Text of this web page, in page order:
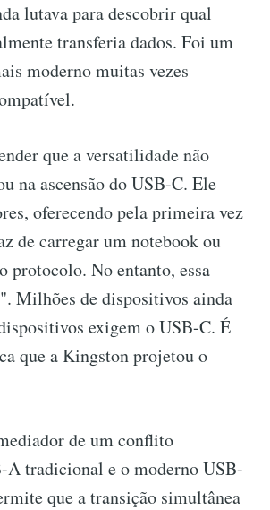
lutava para descobrir qual
transferia dados. Foi um
moderno muitas vezes
que a versatilidade não
na ascensão do USB-C. Ele
oferecendo pela primeira vez
de carregar um notebook ou
No entanto, essa
Milhões de dispositivos ainda
exigem o USB-C. É
que a Kingston projetou o
de um conflito
A tradicional e o moderno USB-
que a transição simultânea